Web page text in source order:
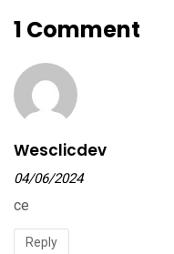
1 Comment
Wesclicdev
Reply
04/06/2024
ce